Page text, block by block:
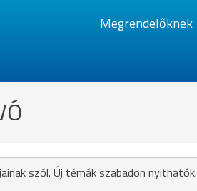
Megrendelőknek
szól. Új témák szabadon nyithatók.